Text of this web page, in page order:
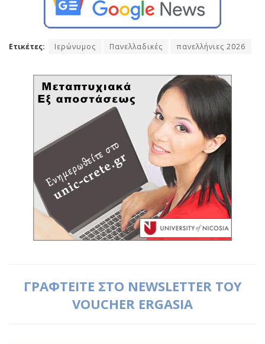
Ετικέτες: Ιερώνυμος Πανελλαδικές πανελλήνιες 2026
ΓΡΑΦΤΕΙΤΕ ΣΤΟ NEWSLETTER ΤΟΥ
VOUCHER ERGASIA